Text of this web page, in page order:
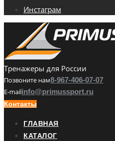
Инстаграм
Тренажеры для России
Позвоните нам8-967-406-07-07
E-mailinfo@primussport.ru
Контакты
ГЛАВНАЯ
КАТАЛОГ